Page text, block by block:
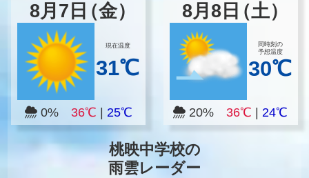
8月 7 日（金）
現在温度
31℃
0% 36℃ 25℃
8月8 日（土）
同時刻の
予想温度
30℃
20%36℃ |24℃
桃映中学校の
雨雲レーダー